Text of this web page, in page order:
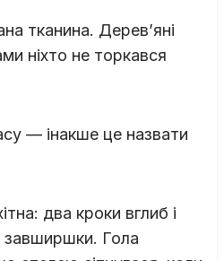
тканина. Дерев’яні
ніхто не торкався
— інакше це назвати
два кроки вглиб і
завширшки. Гола